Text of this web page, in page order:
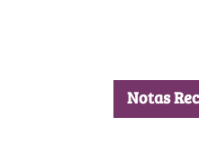
Notas